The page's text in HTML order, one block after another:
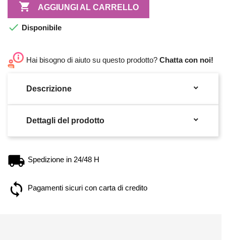
 AGGIUNGI AL CARRELLO
 Disponibile
Hai bisogno di aiuto su questo prodotto? Chatta con noi!
Descrizione 
Dettagli del prodotto 
Spedizione in 24/48 H
Pagamenti sicuri con carta di credito